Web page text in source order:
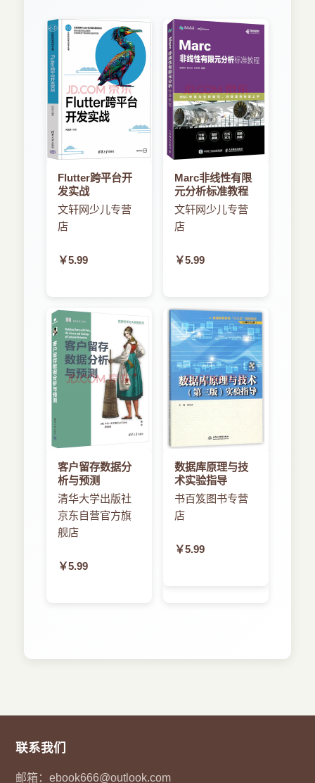
2.5 思考题 70
第3 章 流处理API 71
3.1 流处理API 概述 71
3.2 时间处理 73
3.2.1 时间 73
3.2.2 水印 74
3.2.3 周期性水印生成器 75
3.2.4 间歇性水印生成器 77
3.3 算子 79
3.3.1 算子函数 80
3.3.2 数据分区 83
3.3.4 RichFunction 85
3.4.1 窗口分类 87
3.4.2 窗口函数 90
3.4.3 触发器 94
3.4.4 清除器 96
3.4.5 迟到生存期 96
3.5 连接器 97
3.5.1 HDFS 连接器 98
3.5.2 Kafka 99
3.5.3 异步I/O 102
3.6 状态管理 104
3.6.1 状态分类 104
3.6.2 托管的Keyed State 104
3.6.3 状态后端配置 106
3.7 检查点 107
第4 章 批处理API 109
4.1.4 连接器 112
4.2.4 容错 123
Processing）场景，查询和更新是其设计的要点，
索引是主要的设计方案。但是在大数据集的场景
下，索引的效率往往不如全量扫描。因此，
Hadoop 应运而生，借助MapReduce 计算引擎成
功解决了大数据所面临的可计算（可参考谷歌的论
文MapReduce:Simplified Data Processing on
Large Clusters）、伸缩、容错等困难，成为大数
据系统的标配组件。
数据爆炸式增长，以及数据处理的实时性要求
越来越高，大数据处理系统越来越复杂。在这种情
况下，传统的OLTP+OLAP（On-Line Analysis
Processing，在线分析处理）系统架构不堪重负：
务队列、不同的技术栈带来的需求理解偏差等将导
态的一致性异常困难，而以数据流作为中心数据源
的流处理方法能有效规避这种困难。有的学者甚至
提出通过合理的架构设计，打破CAP 定理。因此，
低延迟、强一致性、适用于乱序的流处理框架Flink
正席卷而来，即将成为大数据领域流处理的标配组
件。
本书特色
本书将从多个角度讲解同一个技术概念：
（1）分析引入Flink 这个技术概念的原因，使
读者能够快速理解相关技术的应用场景，如为什么
需要实时数据处理、为什么需要机器学习架构、为
什么需要关系型API、为什么需要复杂事件处理。
（2）剖析Flink 技术的理论创新过程，使读者
能够深入理解Flink 的理论基础，使Flink 应用开发
架构师或工程师能够游刃有余地解决线上系统遇到
的实际问题，如Flink 一致性保证的异步检查点屏障
从理论框架与Flink 架构实现两个角度体会这个技术
使读者能够在理解理论和编程API 的基础上编程解
（5）在每章的最后一节提出一些开放式的思
Flutter跨平台开
发实战
文轩网少儿专营
店
￥5.99
Marc非线性有限
元分析标准教程
文轩网少儿专营
店
￥5.99
客户留存数据分
析与预测
清华大学出版社
京东自营官方旗
舰店
￥5.99
数据库原理与技
术实验指导
书百笈图书专营
店
￥5.99
联系我们
邮箱：ebook666@outlook.com